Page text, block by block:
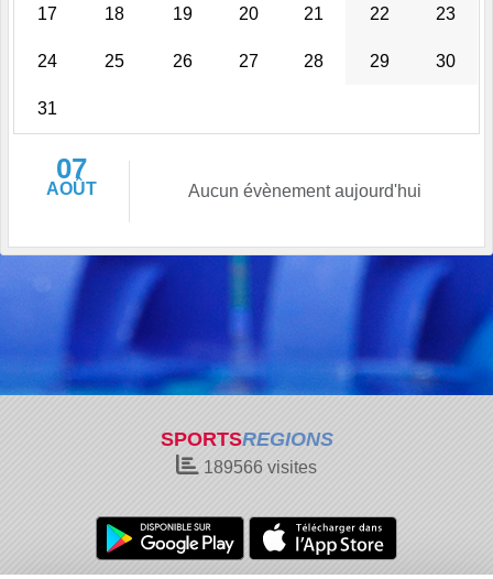
17 18 19 20 21 22 23
24 25 26 27 28 29 30
31
07
AOÛT Aucun évènement aujourd'hui
SPORTSREGIONS
189566 visites